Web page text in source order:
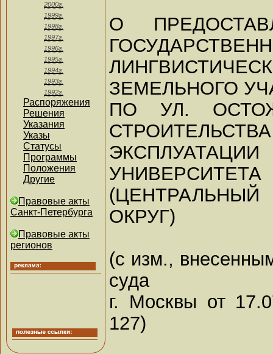
2000г.
1999г.
1998г.
1997г.
1996г.
1995г.
1994г.
1993г.
1992г.
Распоряжения
Решения
Указания
Указы
Статусы
Программы
Положения
Другие
Правовые акты
Санкт-Петербурга
Правовые акты
регионов
О
ЗЕМЕЛЬНОГО
ПО УЛ.
УНИВЕРСИТЕТА
ОКРУГ)
(с изм.,
суда
г. Москвы от
127)